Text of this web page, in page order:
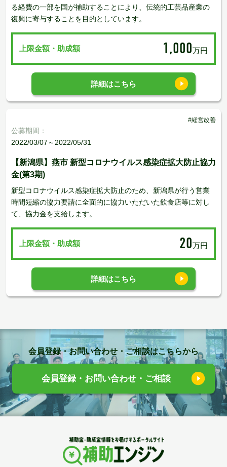
る経費の一部を国が補助することにより、伝統的工芸品産業の
復興に寄与することを目的としています。
上限金額・助成額 1,000万円
詳細はこちら
#経営改善
公募期間：
2022/03/07～2022/05/31
【新潟県】燕市 新型コロナウイルス感染症拡大防止協力
金(第3期)
新型コロナウイルス感染症拡大防止のため、新潟県が行う営業
時間短縮の協力要請に全面的に協力いただいた飲食店等に対し
て、協力金を支給します。
上限金額・助成額 20万円
詳細はこちら
会員登録・お問い合わせ・ご相談はこちらから
会員登録・お問い合わせ・ご相談